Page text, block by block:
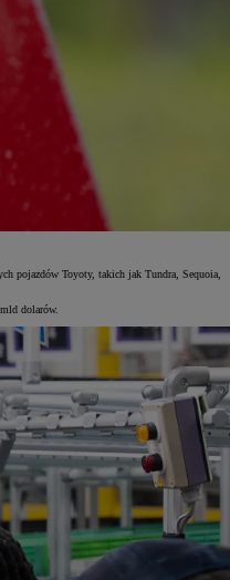
pojazdów Toyoty, takich jak Tundra, Sequoia,
dolarów.